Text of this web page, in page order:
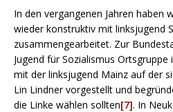
In den vergangenen Jahren haben
wieder konstruktiv mit linksjugend
zusammengearbeitet. Zur
Jugend für Sozialismus
mit der linksjugend Mainz auf der
Lin Lindner vorgestellt und
die Linke wählen sollten[7]. In